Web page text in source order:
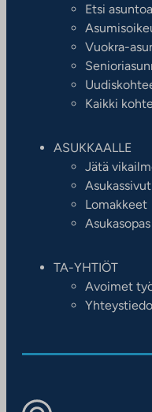
Etsi asuntoa
Vuokra-
Kaikki
ASUKKAALLE
Jätä
Asukassivut
Lomakkeet
Asukasopas
TA-YHTIÖT
Avoimet